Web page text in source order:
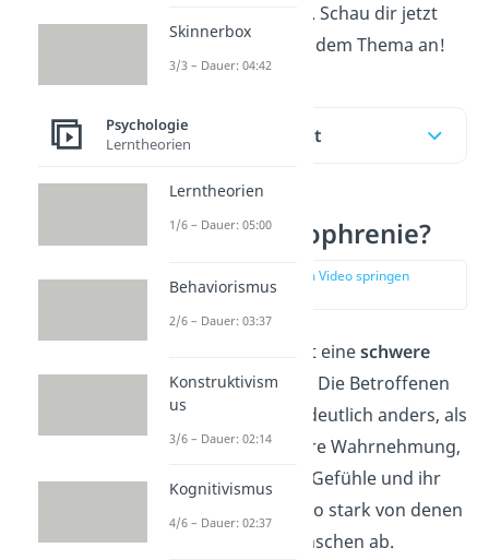
als sie tatsächlich ist. Schau dir jetzt
auch unser Video zu dem Thema an!
Inhaltsübersicht
Was ist Schizophrenie?
zur Stelle im Video springen
(00:13)
Die Schizophrenie ist eineschwere
psychische Störung
. Die Betroffenen
erleben die Realität deutlich anders, als
sie tatsächlich ist. Ihre Wahrnehmung,
ihre Gedanken, ihre Gefühle und ihr
Handeln weichen also stark von denen
eines gesunden Menschen ab.
Skinnerbox
3/3 – Dauer: 04:42
Psychologie
Lerntheorien
Lerntheorien
1/6 – Dauer: 05:00
Behaviorismus
2/6 – Dauer: 03:37
Konstruktivism
us
3/6 – Dauer: 02:14
Kognitivismus
4/6 – Dauer: 02:37